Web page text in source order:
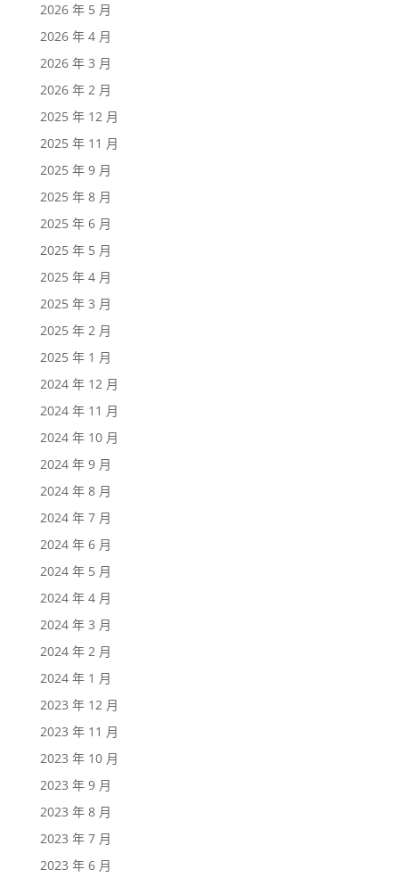
2026 年 5 月
2026 年 4 月
2026 年 3 月
2026 年 2 月
2025 年 12 月
2025 年 11 月
2025 年 9 月
2025 年 8 月
2025 年 6 月
2025 年 5 月
2025 年 4 月
2025 年 3 月
2025 年 2 月
2025 年 1 月
2024 年 12 月
2024 年 11 月
2024 年 10 月
2024 年 9 月
2024 年 8 月
2024 年 7 月
2024 年 6 月
2024 年 5 月
2024 年 4 月
2024 年 3 月
2024 年 2 月
2024 年 1 月
2023 年 12 月
2023 年 11 月
2023 年 10 月
2023 年 9 月
2023 年 8 月
2023 年 7 月
2023 年 6 月